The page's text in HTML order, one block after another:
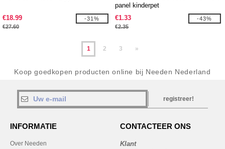
€18.99
€27.60
-31%
panel kinderpet
€1.33
€2.35
-43%
1 2 3 »
Koop goedkopen producten online bij Needen Nederland
registreer!
INFORMATIE
Over Needen
CONTACTEER ONS
Klant